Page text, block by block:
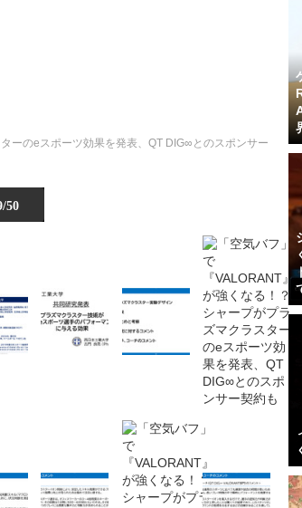
ーのeスポーツ効果を発表、QT DIG∞とのスポンサー
50